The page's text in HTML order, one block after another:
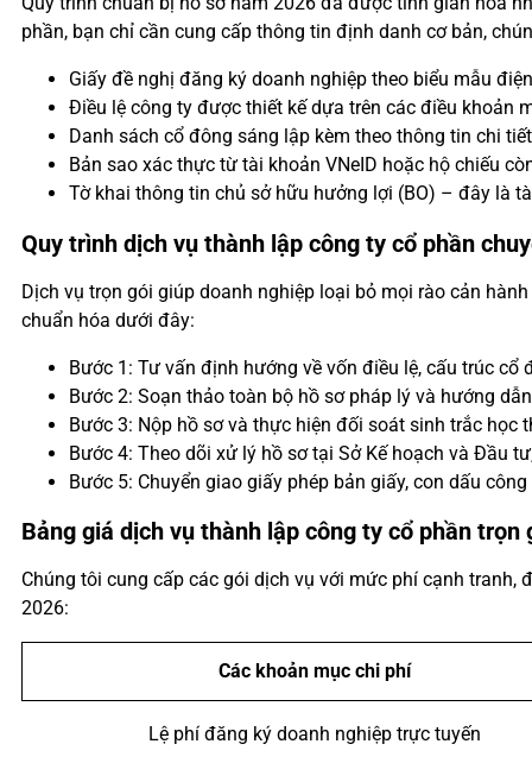
phần, bạn chỉ cần cung cấp thông tin định danh cơ bản,
Giấy đề nghị đăng ký doanh nghiệp theo biểu mẫu
Điều lệ công ty được thiết kế dựa trên các điều khoản
Danh sách cổ đông sáng lập kèm theo thông tin chi
Bản sao xác thực từ tài khoản VNeID hoặc hộ chiếu
Tờ khai thông tin chủ sở hữu hưởng lợi (BO) – đây là
Quy trình dịch vụ thành lập công ty cổ phần
Dịch vụ trọn gói giúp doanh nghiệp loại bỏ mọi rào cản
chuẩn hóa dưới đây:
Bước 1: Tư vấn định hướng về vốn điều lệ, cấu trúc
Bước 2: Soạn thảo toàn bộ hồ sơ pháp lý và hướng
Bước 3: Nộp hồ sơ và thực hiện đối soát sinh trắc
Bước 4: Theo dõi xử lý hồ sơ tại Sở Kế hoạch và Đầu
Bước 5: Chuyển giao giấy phép bản giấy, con dấu
Bảng giá dịch vụ thành lập công ty cổ phần trọn
Chúng tôi cung cấp các gói dịch vụ với mức phí cạnh
2026:
Các khoản mục chi phí
Lệ phí đăng ký doanh nghiệp trực tuyến